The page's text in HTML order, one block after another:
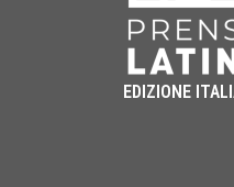
EDIZIONE